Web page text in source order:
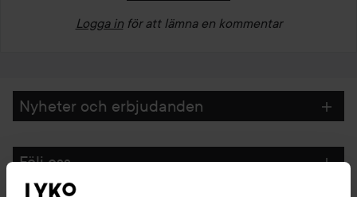
Logga in för att lämna en kommentar
Nyheter och erbjudanden
Följ oss